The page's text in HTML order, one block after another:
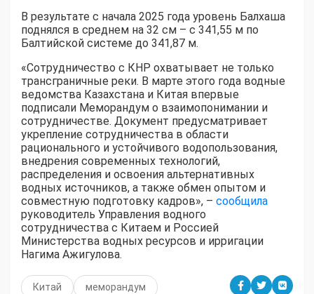
В результате с начала 2025 года уровень Балхаша
поднялся в среднем на 32 см – с 341,55 м по
Балтийской системе до 341,87 м.
«Сотрудничество с КНР охватывает не только
трансграничные реки. В марте этого года водные
ведомства Казахстана и Китая впервые
подписали Меморандум о взаимопонимании и
сотрудничестве. Документ предусматривает
укрепление сотрудничества в области
рационального и устойчивого водопользования,
внедрения современных технологий,
распределения и освоения альтернативных
водных источников, а также обмен опытом и
совместную подготовку кадров», – сообщила
руководитель Управления водного
сотрудничества с Китаем и Россией
Министерства водных ресурсов и ирригации
Нагима Ажигулова.
Китай меморандум